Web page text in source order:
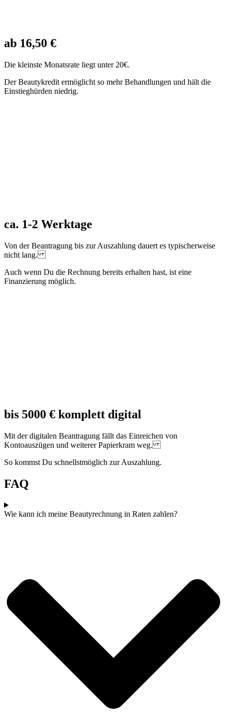
ab 16,50 €
Die kleinste Monatsrate liegt unter 20€.
Der Beautykredit ermöglicht so mehr Behandlungen und hält die
Einstieghürden niedrig.
ca. 1-2 Werktage
Von der Beantragung bis zur Auszahlung dauert es typischerweise
nicht lang.
Auch wenn Du die Rechnung bereits erhalten hast, ist eine
Finanzierung möglich.
bis 5000 € komplett digital
Mit der digitalen Beantragung fällt das Einreichen von
Kontoauszügen und weiterer Papierkram weg.
So kommst Du schnellstmöglich zur Auszahlung.
FAQ
Wie kann ich meine Beautyrechnung in Raten zahlen?